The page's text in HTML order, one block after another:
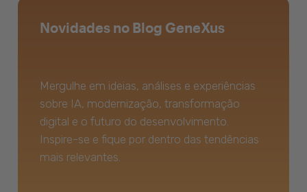
Novidades no Blog GeneXus
Mergulhe em ideias, análises e experiências
sobre IA, modernização, transformação
digital e o futuro do desenvolvimento.
Inspire-se e fique por dentro das tendências
mais relevantes.